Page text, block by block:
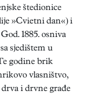
štedionice
»Cvietni dan«) i
1885. osniva
sjedištem u
godine brik
vlasništvo,
i drvne građe